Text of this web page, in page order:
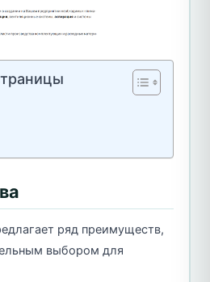
ряд преимуществ,
выбором для